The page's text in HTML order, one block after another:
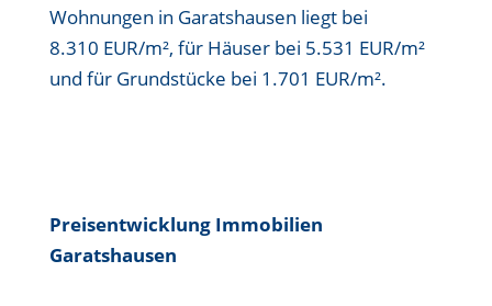
Wohnungen in Garatshausen liegt bei
8.310 EUR/m², für Häuser bei 5.531 EUR/m²
und für Grundstücke bei 1.701 EUR/m².
Preisentwicklung Immobilien
Garatshausen